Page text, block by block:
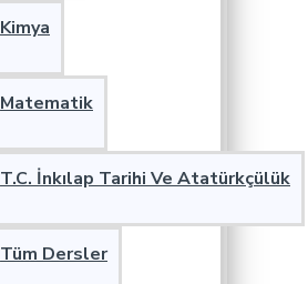
Kimya
Matematik
T.C. İnkılap Tarihi Ve Atatürkçülük
Tüm Dersler